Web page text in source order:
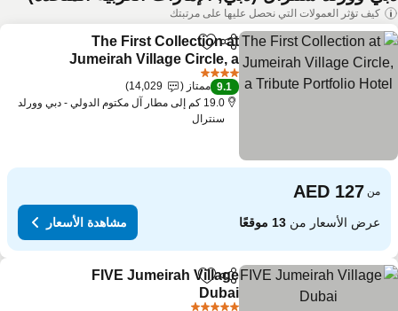
كيف تؤثر العمولات التي نحصل عليها على مرتبتك
مشاركةAdd to favorites
The First Collection at
Jumeirah Village Circle, a
Tribute Portfolio Hotel 4 عدد النجوم
9.1 ممتاز
14,029
19.0 كم إلى مطار آل مكتوم الدولي - دبي وورلد
سنترال
من
عرض الأسعار من13 موقعًا مشاهدة الأسعار
مشاركةAdd to favorites
FIVE Jumeirah Village
Dubai